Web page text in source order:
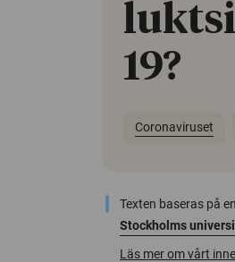
19?
Coronaviruset
Texten baseras på
Stockholms
Läs mer om vårt